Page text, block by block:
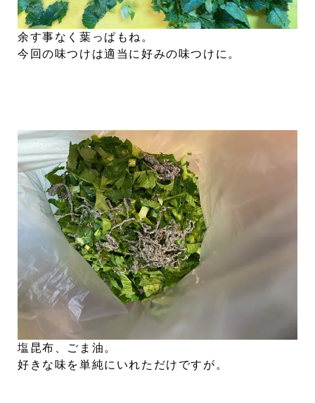
余す事なく葉っぱもね。
今回の味つけは適当に好みの味つけに。
塩昆布、ごま油。
好きな味を単純にいれただけですが。